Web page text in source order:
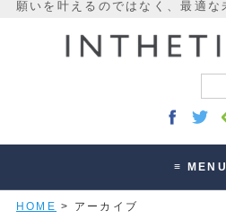
≡ MENU
HOME > アーカイブ